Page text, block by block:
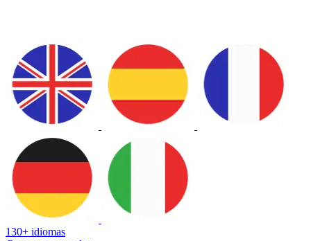
130+ idiomas